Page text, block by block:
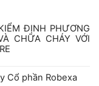
ĐỊNH PHƯƠNG
CHỮA CHÁY VỚI
Cổ phần Robexa